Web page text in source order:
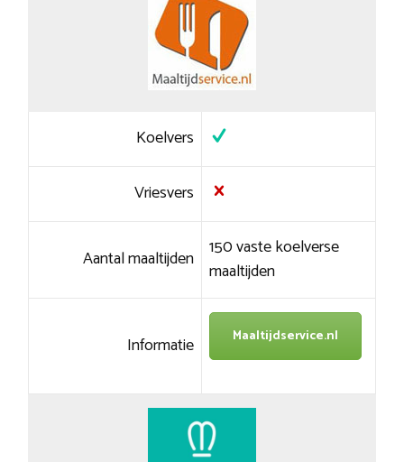
Koelvers
Vriesvers
Aantal maaltijden 150 vaste koelverse
maaltijden
Informatie Maaltijdservice.nl